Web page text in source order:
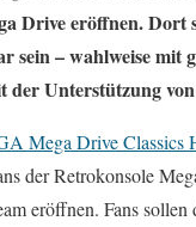
Drive eröffnen. Dort
sein – wahlweise mit
der Unterstützung
Mega Drive Classics
der Retrokonsole
eröffnen. Fans sollen